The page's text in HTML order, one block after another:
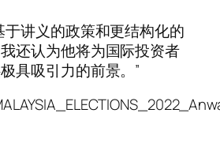
于讲义的政策和更结构化的
还认为他将为国际投资者
具吸引力的前景。”